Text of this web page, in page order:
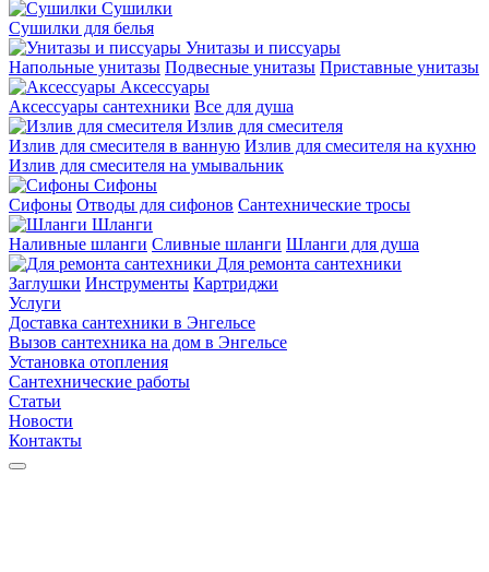
Сушилки
Сушилки для белья
Унитазы и писсуары
Напольные унитазы Подвесные унитазы Приставные унитазы
Аксессуары
Аксессуары сантехники Все для душа
Излив для смесителя
Излив для смесителя в ванную Излив для смесителя на кухню
Излив для смесителя на умывальник
Сифоны
Сифоны Отводы для сифонов Сантехнические тросы
Шланги
Наливные шланги Сливные шланги Шланги для душа
Для ремонта сантехники
Заглушки Инструменты Картриджи
Услуги
Доставка сантехники в Энгельсе
Вызов сантехника на дом в Энгельсе
Установка отопления
Сантехнические работы
Статьи
Новости
Контакты